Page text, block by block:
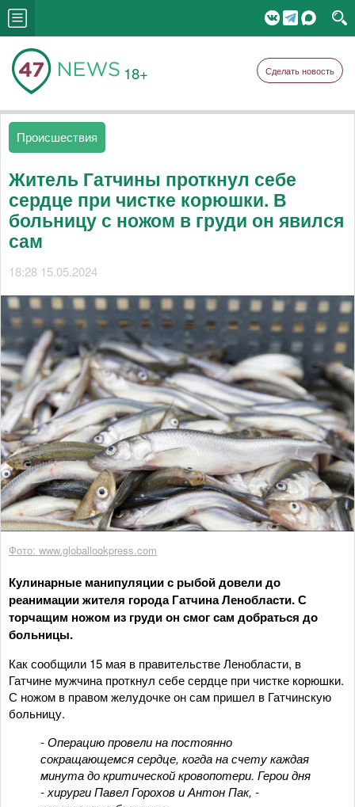
18+ Сделать новость
Происшествия
Житель Гатчины проткнул себе
сердце при чистке корюшки. В
больницу с ножом в груди он явился
сам
18:28 15.05.2024
Фото: www.globallookpress.com
Кулинарные манипуляции с рыбой довели до
реанимации жителя города Гатчина Ленобласти. С
торчащим ножом из груди он смог сам добраться до
больницы.
Как сообщили 15 мая в правительстве Ленобласти, в
Гатчине мужчина проткнул себе сердце при чистке корюшки.
С ножом в правом желудочке он сам пришел в Гатчинскую
больницу.
- Операцию провели на постоянно
сокращающемся сердце, когда на счету каждая
минута до критической кровопотери. Герои дня
- хирурги Павел Горохов и Антон Пак, -